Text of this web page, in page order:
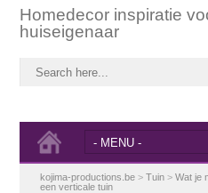
Homedecor inspiratie
huiseigenaar
kojima-productions.be >Tuin >Wat je
een verticale tuin